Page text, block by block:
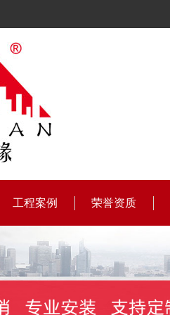
工程案例 荣誉资质